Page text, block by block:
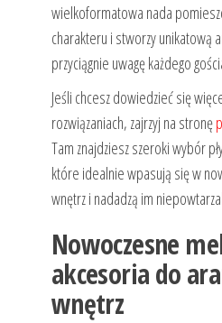
wielkoformatowa nada
charakteru i stworzy unikatową
przyciągnie uwagę każdego
Jeśli chcesz dowiedzieć się
rozwiązaniach, zajrzyj na stronę
Tam znajdziesz szeroki wybór
które idealnie wpasują się w
wnętrz i nadadzą im
Nowoczesne
akcesoria do
wnętrz